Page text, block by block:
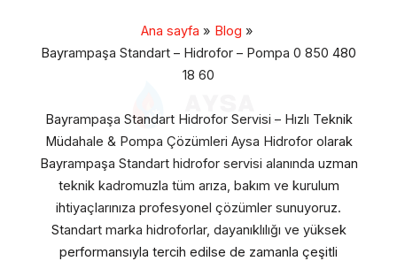
Ana sayfa
Blog
Bayrampaşa Standart – Hidrofor – Pompa 0 850 480
18 60
Bayrampaşa Standart Hidrofor Servisi – Hızlı Teknik
Müdahale & Pompa Çözümleri Aysa Hidrofor olarak
Bayrampaşa Standart hidrofor servisi alanında uzman
teknik kadromuzla tüm arıza, bakım ve kurulum
ihtiyaçlarınıza profesyonel çözümler sunuyoruz.
Standart marka hidroforlar, dayanıklılığı ve yüksek
performansıyla tercih edilse de zamanla çeşitli